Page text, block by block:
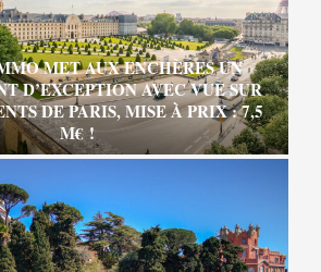
MET AUX ENCHÈRES UN
D’EXCEPTION AVEC VUE SUR
DE PARIS, MISE À PRIX : 7,5
M€ !